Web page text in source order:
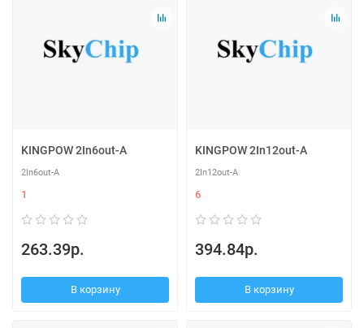
KINGPOW 2In6out-A
2In6out-A
1
263.39р.
В корзину
KINGPOW 2In12out-A
2In12out-A
6
394.84р.
В корзину